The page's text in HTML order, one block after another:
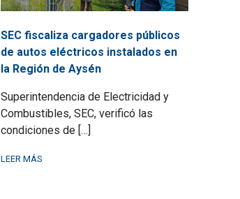
SEC fiscaliza cargadores públicos
de autos eléctricos instalados en
la Región de Aysén
Superintendencia de Electricidad y
Combustibles, SEC, verificó las
condiciones de […]
LEER MÁS